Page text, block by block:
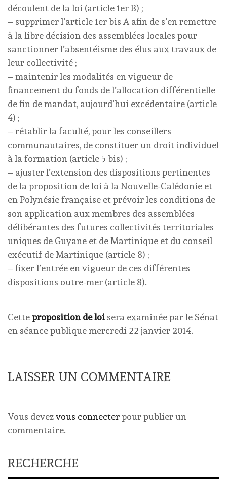
découlent de la loi (article 1er B) ;
– supprimer l’article 1er bis A afin de s’en remettre
à la libre décision des assemblées locales pour
sanctionner l’absentéisme des élus aux travaux de
leur collectivité ;
– maintenir les modalités en vigueur de
financement du fonds de l’allocation différentielle
de fin de mandat, aujourd’hui excédentaire (article
4) ;
– rétablir la faculté, pour les conseillers
communautaires, de constituer un droit individuel
à la formation (article 5 bis) ;
– ajuster l’extension des dispositions pertinentes
de la proposition de loi à la Nouvelle-Calédonie et
en Polynésie française et prévoir les conditions de
son application aux membres des assemblées
délibérantes des futures collectivités territoriales
uniques de Guyane et de Martinique et du conseil
exécutif de Martinique (article 8) ;
– fixer l’entrée en vigueur de ces différentes
dispositions outre-mer (article 8).
Cetteproposition de loi sera examinée par le Sénat
en séance publique mercredi 22 janvier 2014.
LAISSER UN COMMENTAIRE
Vous devezvous connecterpour publier un
commentaire.
RECHERCHE